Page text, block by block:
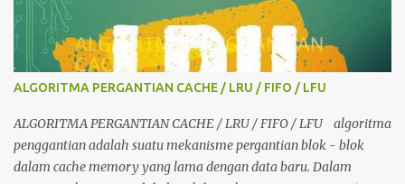
menggunakan polinomial kuadrat untuk mendekati fungsi dalam
interval tertentu. Ada dua jenis utama: Metode Simpson 1/3 dan
Metode Simpson 3/8. Simpson 1/3 Rumus metode Simpson 1/3
adalah: I ≈ (Δx / 3) [f(x 0 ) + 4∑ f(x ganjil ) + 2∑ f(x genap ) + f(x n
ALGORITMA PERGANTIAN CACHE / LRU / FIFO / LFU
ALGORITMA PERGANTIAN CACHE / LRU / FIFO / LFU algoritma
penggantian adalah suatu mekanisme pergantian blok - blok
dalam cache memory yang lama dengan data baru. Dalam